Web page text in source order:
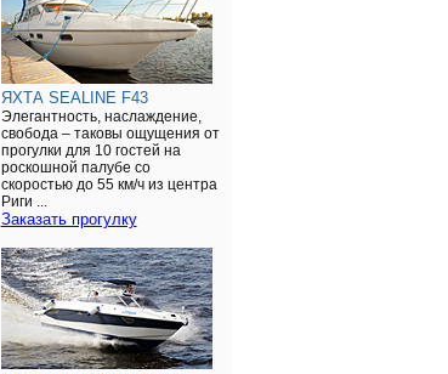
ЯХТА SEALINE F43
Элегантность, наслаждение,
свобода – таковы ощущения от
прогулки для 10 гостей на
роскошной палубе со
скоростью до 55 км/ч из центра
Риги ...
Заказать прогулку